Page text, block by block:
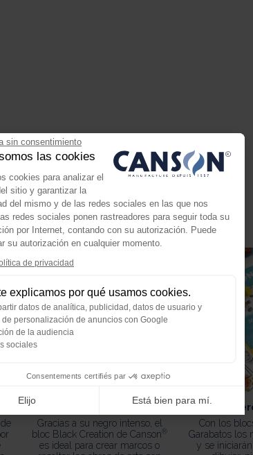
Kids Cartulina negra
Gracias a su negro intenso, el
bloc Black Creation de Canson ®
es ideal para crear marcos o
Mis
Con los
Garabatos los
y se
sin consentimiento
las cookies
cookies para analizar el
sitio y garantizar la
del mismo y de las redes sociales en las que nos
redes sociales ponen rastreadores para seguir toda su
por Internet, contando con su autorización. Puede
su autorización en cualquier momento.
de privacidad
explicamos por qué usamos cookies.
datos de analítica, publicidad, datos de usuario y
de personalización de anuncios con Google
de la audiencia
sociales
Consentements certifiés par
Elijo Está bien para mí.
Plataforma de Gestión de
Nuestra plataforma te permite